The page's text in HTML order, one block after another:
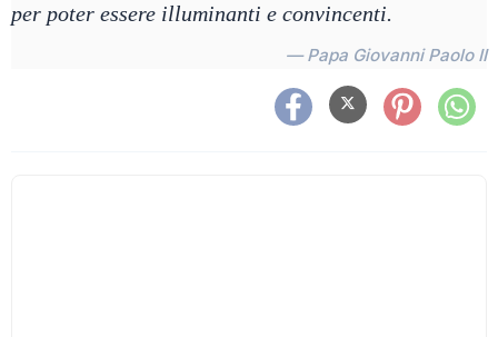
per poter essere illuminanti e convincenti.
— Papa Giovanni Paolo II